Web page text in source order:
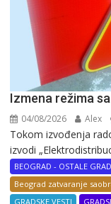
Izmena režima
04/08/2026 Alex
Tokom izvođenja
izvodi
BEOGRAD - OSTALE
Beograd zatvaranje
GRADSKE VESTI